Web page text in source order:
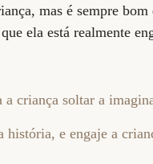
mas é sempre bom
ela está realmente
criança soltar a
e engaje a